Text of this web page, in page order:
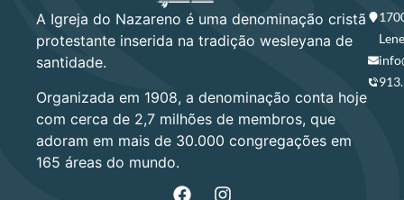
A Igreja do Nazareno é uma denominação cristã
protestante inserida na tradição wesleyana de
santidade.
Organizada em 1908, a denominação conta hoje
com cerca de 2,7 milhões de membros, que
adoram em mais de 30.000 congregações em
165 áreas do mundo.